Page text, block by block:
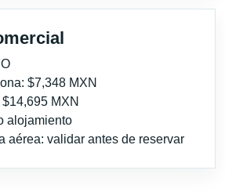
$7,348 MXN
MXN
alojamiento
aérea: validar antes de reservar